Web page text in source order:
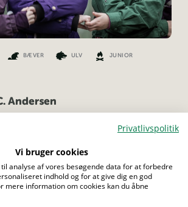
BÆVER ULV JUNIOR
Andersen
Privatlivspolitik
Vi bruger cookies
analyse af vores besøgende data for at forbedre
indhold og for at give dig en god
mere information om cookies kan du åbne